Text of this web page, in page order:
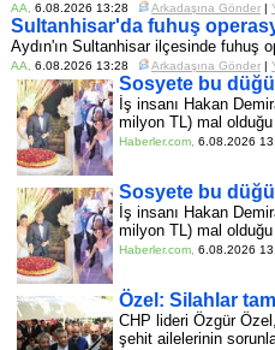
AA 6.08.2026 13:28 Arkadaşına Gönder |
Sultanhisar'da fuhuş
Aydın'ın Sultanhisar ilçesinde fuhuş
AA 6.08.2026 13:28 Arkadaşına Gönder |
Sosyete bu
İş insanı Hakan
milyon TL) mal
Haberler.com 6.08.2026
Sosyete bu
İş insanı Hakan
milyon TL) mal
Haberler.com 6.08.2026
Özel: Silahlar
CHP lideri Özgür
şehit ailelerinin